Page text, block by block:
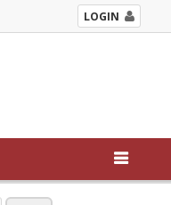
LOGIN